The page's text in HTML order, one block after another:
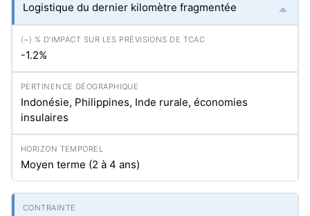
Logistique du dernier kilomètre fragmentée
-1.2%
Indonésie, Philippines, Inde rurale, économies
insulaires
Moyen terme (2 à 4 ans)